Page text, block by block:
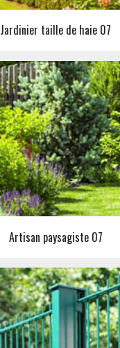
Jardinier taille de haie 07
Artisan paysagiste 07